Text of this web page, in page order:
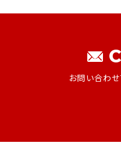
お問い合わせ